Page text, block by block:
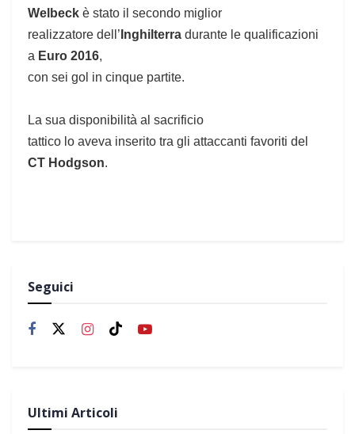
Welbeck è stato il secondo miglior
realizzatore dell’ Inghilterra durante le qualificazioni
a Euro 2016,
con sei gol in cinque partite.
La sua disponibilità al sacrificio
tattico lo aveva inserito tra gli attaccanti favoriti del
CT Hodgson.
Seguici
Ultimi Articoli